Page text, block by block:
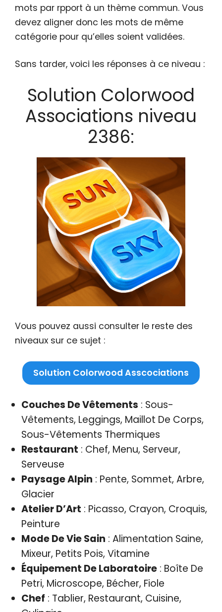
mots par rpport à un thème commun. Vous
devez aligner donc les mots de même
catégorie pour qu’elles soient validées.
Sans tarder, voici les réponses à ce niveau :
Solution Colorwood
Associations niveau
2386:
Vous pouvez aussi consulter le reste des
niveaux sur ce sujet :
Solution Colorwood Asscociations
Couches De Vêtements : Sous-
Vêtements, Leggings, Maillot De Corps,
Sous-Vêtements Thermiques
Restaurant : Chef, Menu, Serveur,
Serveuse
Paysage Alpin : Pente, Sommet, Arbre,
Glacier
Atelier D’Art : Picasso, Crayon, Croquis,
Peinture
Mode De Vie Sain : Alimentation Saine,
Mixeur, Petits Pois, Vitamine
Équipement De Laboratoire: Boîte De
Petri, Microscope, Bécher, Fiole
Chef : Tablier, Restaurant, Cuisine,